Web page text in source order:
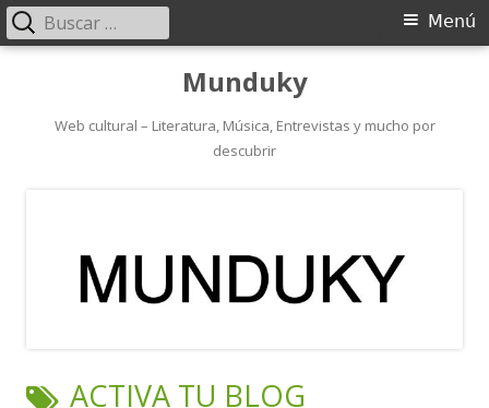
contenido
Munduky
Web cultural – Literatura, Música, Entrevistas y mucho por
descubrir
Menú
Menú
Buscar:
ETIQUETA:
ACTIVA TU BLOG